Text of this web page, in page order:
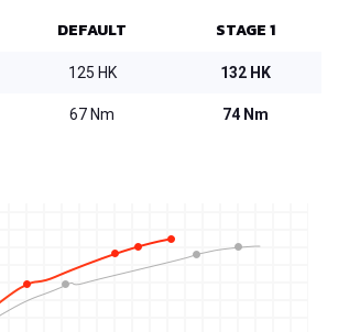
DEFAULT STAGE 1
125 HK 132 HK
67 Nm 74 Nm